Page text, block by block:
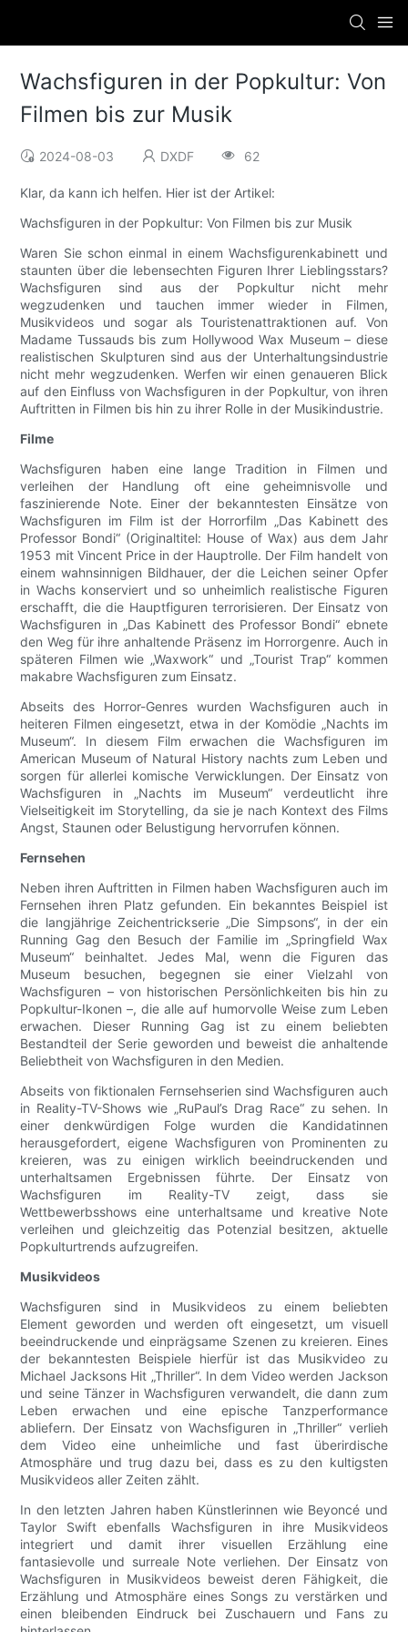
Wachsfiguren in der Popkultur: Von
Filmen bis zur Musik
2024-08-03 DXDF 62
Klar, da kann ich helfen. Hier ist der Artikel:
Wachsfiguren in der Popkultur: Von Filmen bis zur Musik
Waren Sie schon einmal in einem Wachsfigurenkabinett und
staunten über die lebensechten Figuren Ihrer Lieblingsstars?
Wachsfiguren sind aus der Popkultur nicht mehr
wegzudenken und tauchen immer wieder in Filmen,
Musikvideos und sogar als Touristenattraktionen auf. Von
Madame Tussauds bis zum Hollywood Wax Museum – diese
realistischen Skulpturen sind aus der Unterhaltungsindustrie
nicht mehr wegzudenken. Werfen wir einen genaueren Blick
auf den Einfluss von Wachsfiguren in der Popkultur, von ihren
Auftritten in Filmen bis hin zu ihrer Rolle in der Musikindustrie.
Filme
Wachsfiguren haben eine lange Tradition in Filmen und
verleihen der Handlung oft eine geheimnisvolle und
faszinierende Note. Einer der bekanntesten Einsätze von
Wachsfiguren im Film ist der Horrorfilm „Das Kabinett des
Professor Bondi“ (Originaltitel: House of Wax) aus dem Jahr
1953 mit Vincent Price in der Hauptrolle. Der Film handelt von
einem wahnsinnigen Bildhauer, der die Leichen seiner Opfer
in Wachs konserviert und so unheimlich realistische Figuren
erschafft, die die Hauptfiguren terrorisieren. Der Einsatz von
Wachsfiguren in „Das Kabinett des Professor Bondi“ ebnete
den Weg für ihre anhaltende Präsenz im Horrorgenre. Auch in
späteren Filmen wie „Waxwork“ und „Tourist Trap“ kommen
makabre Wachsfiguren zum Einsatz.
Abseits des Horror-Genres wurden Wachsfiguren auch in
heiteren Filmen eingesetzt, etwa in der Komödie „Nachts im
Museum“. In diesem Film erwachen die Wachsfiguren im
American Museum of Natural History nachts zum Leben und
sorgen für allerlei komische Verwicklungen. Der Einsatz von
Wachsfiguren in „Nachts im Museum“ verdeutlicht ihre
Vielseitigkeit im Storytelling, da sie je nach Kontext des Films
Angst, Staunen oder Belustigung hervorrufen können.
Fernsehen
Neben ihren Auftritten in Filmen haben Wachsfiguren auch im
Fernsehen ihren Platz gefunden. Ein bekanntes Beispiel ist
die langjährige Zeichentrickserie „Die Simpsons“, in der ein
Running Gag den Besuch der Familie im „Springfield Wax
Museum“ beinhaltet. Jedes Mal, wenn die Figuren das
Museum besuchen, begegnen sie einer Vielzahl von
Wachsfiguren – von historischen Persönlichkeiten bis hin zu
Popkultur-Ikonen –, die alle auf humorvolle Weise zum Leben
erwachen. Dieser Running Gag ist zu einem beliebten
Bestandteil der Serie geworden und beweist die anhaltende
Beliebtheit von Wachsfiguren in den Medien.
Abseits von fiktionalen Fernsehserien sind Wachsfiguren auch
in Reality-TV-Shows wie „RuPaul’s Drag Race“ zu sehen. In
einer denkwürdigen Folge wurden die Kandidatinnen
herausgefordert, eigene Wachsfiguren von Prominenten zu
kreieren, was zu einigen wirklich beeindruckenden und
unterhaltsamen Ergebnissen führte. Der Einsatz von
Wachsfiguren im Reality-TV zeigt, dass sie
Wettbewerbsshows eine unterhaltsame und kreative Note
verleihen und gleichzeitig das Potenzial besitzen, aktuelle
Popkulturtrends aufzugreifen.
Musikvideos
Wachsfiguren sind in Musikvideos zu einem beliebten
Element geworden und werden oft eingesetzt, um visuell
beeindruckende und einprägsame Szenen zu kreieren. Eines
der bekanntesten Beispiele hierfür ist das Musikvideo zu
Michael Jacksons Hit „Thriller“. In dem Video werden Jackson
und seine Tänzer in Wachsfiguren verwandelt, die dann zum
Leben erwachen und eine epische Tanzperformance
abliefern. Der Einsatz von Wachsfiguren in „Thriller“ verlieh
dem Video eine unheimliche und fast überirdische
Atmosphäre und trug dazu bei, dass es zu den kultigsten
Musikvideos aller Zeiten zählt.
In den letzten Jahren haben Künstlerinnen wie Beyoncé und
Taylor Swift ebenfalls Wachsfiguren in ihre Musikvideos
integriert und damit ihrer visuellen Erzählung eine
fantasievolle und surreale Note verliehen. Der Einsatz von
Wachsfiguren in Musikvideos beweist deren Fähigkeit, die
Erzählung und Atmosphäre eines Songs zu verstärken und
einen bleibenden Eindruck bei Zuschauern und Fans zu